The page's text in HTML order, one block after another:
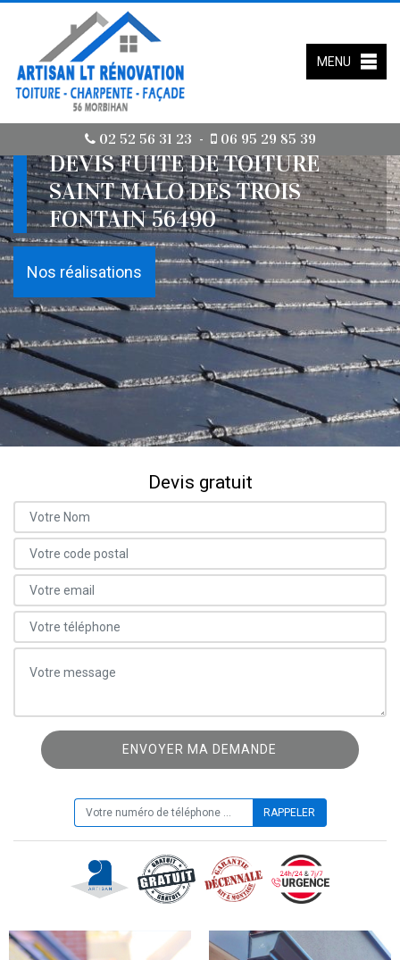
02 52 56 31 23 - 06 95 29 85 39
MENU
DEVIS FUITE DE TOITURE
SAINT MALO DES TROIS
FONTAIN 56490
Nos réalisations
Devis gratuit